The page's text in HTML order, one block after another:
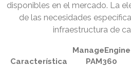
disponibles en el mercado. La
de las necesidades
infraestructura de
Característica
ManageEngine
PAM360